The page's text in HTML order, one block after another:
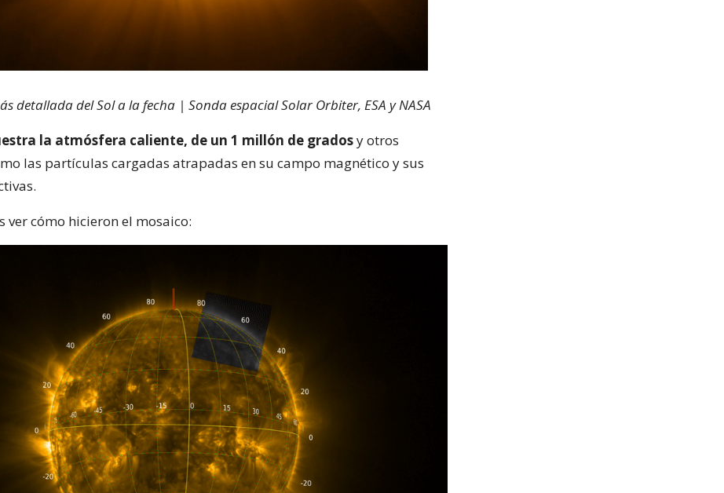
detallada del Sol a la fecha | Sonda espacial Solar Orbiter, ESA y NASA
la atmósfera caliente, de un 1 millón de gradosy otros
las partículas cargadas atrapadas en su campo magnético y sus
ver cómo hicieron el mosaico: